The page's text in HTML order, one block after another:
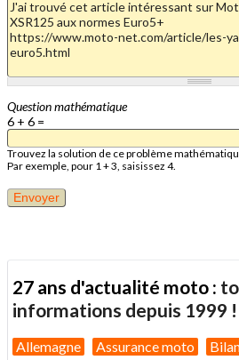
Question mathématique
6 + 6 =
Trouvez la solution de ce problème
Par exemple, pour 1 + 3, saisissez 4.
27 ans d'actualité moto :
informations depuis 1999 !
Allemagne Assurance moto